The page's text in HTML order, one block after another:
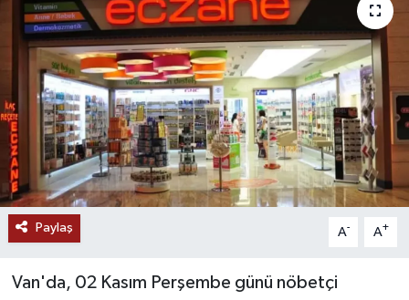
Paylaş A- A+
Van'da, 02 Kasım Perşembe günü nöbetçi